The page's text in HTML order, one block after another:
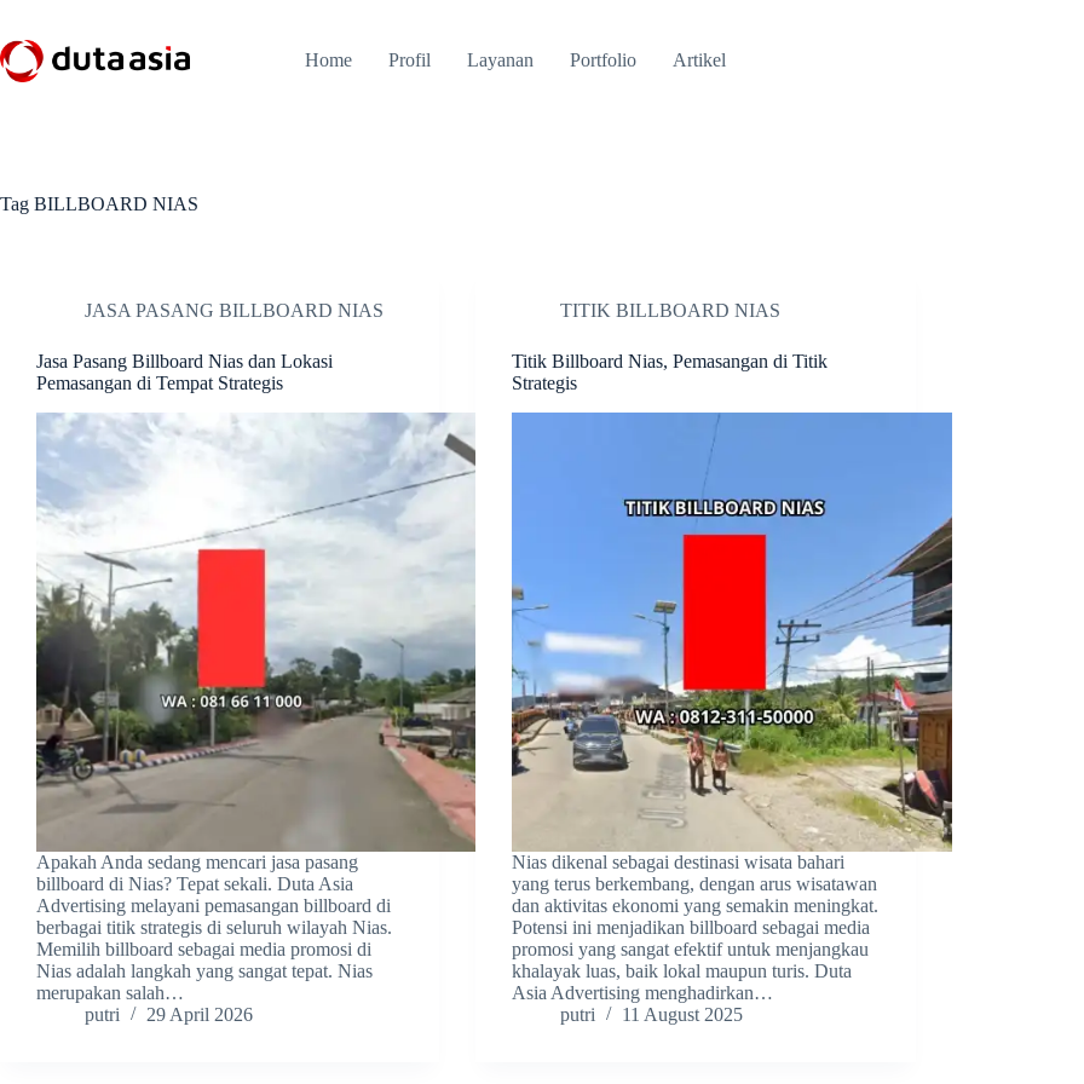
content
Home Profil Layanan Portfolio Artikel
Tag BILLBOARD NIAS
JASA PASANG BILLBOARD NIAS
Jasa Pasang Billboard Nias dan Lokasi
Pemasangan di Tempat Strategis
Apakah Anda sedang mencari jasa pasang
billboard di Nias? Tepat sekali. Duta Asia
Advertising melayani pemasangan billboard di
berbagai titik strategis di seluruh wilayah Nias.
Memilih billboard sebagai media promosi di
Nias adalah langkah yang sangat tepat. Nias
merupakan salah…
putri
29 April 2026
TITIK BILLBOARD NIAS
Titik Billboard Nias, Pemasangan di Titik
Strategis
Nias dikenal sebagai destinasi wisata bahari
yang terus berkembang, dengan arus wisatawan
dan aktivitas ekonomi yang semakin meningkat.
Potensi ini menjadikan billboard sebagai media
promosi yang sangat efektif untuk menjangkau
khalayak luas, baik lokal maupun turis. Duta
Asia Advertising menghadirkan…
putri
11 August 2025